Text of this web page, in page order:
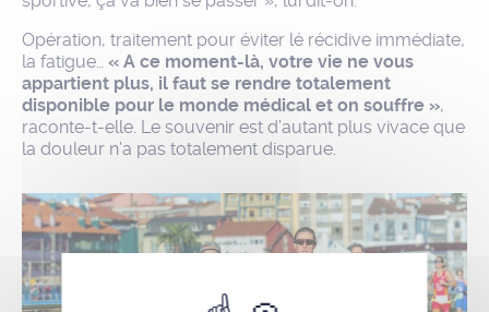
Opération, traitement pour éviter lé récidive immédiate,
la fatigue… « A ce moment-là, votre vie ne vous
appartient plus, il faut se rendre totalement
disponible pour le monde médical et on souffre »,
raconte-t-elle. Le souvenir est d’autant plus vivace que
la douleur n’a pas totalement disparue.